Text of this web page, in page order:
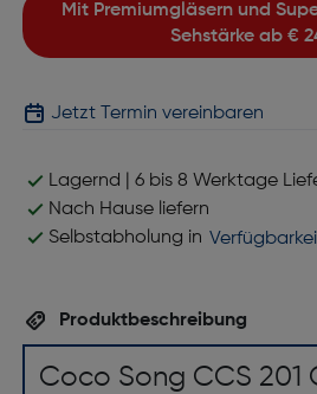
Mit Premiumgläsern und Superentspiegelung in
Sehstärke ab €
Jetzt Termin vereinbaren
Lagernd | 6 bis 8 Werktage
Nach Hause liefern
Selbstabholung in
Produktbeschreibung
Coco Song CCS 201